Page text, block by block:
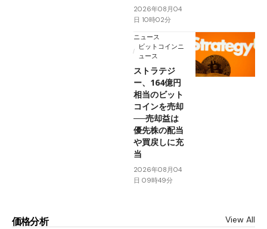
2026年08月04
日 10時02分
ニュース
ビットコインニ
ュース
ストラテジ
ー、164億円
相当のビット
コインを売却
──売却益は
優先株の配当
や買戻しに充
当
2026年08月04
日 09時49分
価格分析 View All